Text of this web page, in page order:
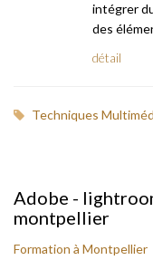
intégrer
des
détail
Techniques
Adobe -
montpellier
Formation à Montpellier